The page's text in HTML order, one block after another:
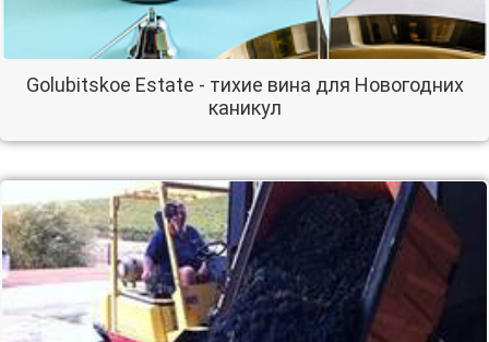
Golubitskoe Estate - тихие вина для Новогодних
каникул